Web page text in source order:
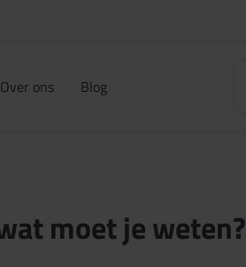
Over ons Blog
moet je weten?